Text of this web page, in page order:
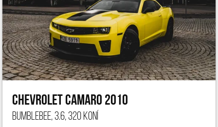
Chevrolet Camaro 2010
Bumblebee, 3.6, 320 koní